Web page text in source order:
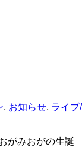
, お知らせ, ライブ/
がみおがの生誕